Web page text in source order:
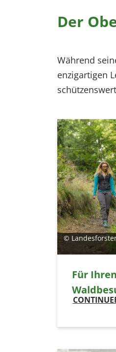
Der
Während
enzigartigen
©
Für Ihren